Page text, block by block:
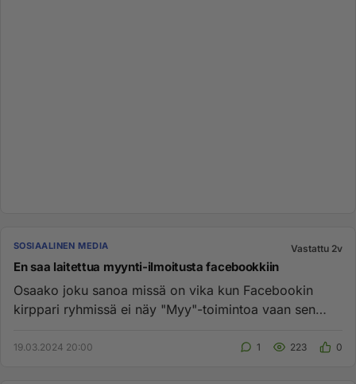
SOSIAALINEN MEDIA Vastattu 2v
En saa laitettua myynti-ilmoitusta facebookkiin
Osaako joku sanoa missä on vika kun Facebookin
kirppari ryhmissä ei näy "Myy"-toimintoa vaan sen
19.03.2024 20:00 1 223 0